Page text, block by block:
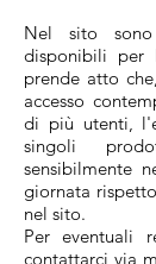
Nel sito
disponibili per
prende atto
accesso
di più utenti,
singoli
sensibilmente
giornata
nel sito.
Per eventuali
contattarci via